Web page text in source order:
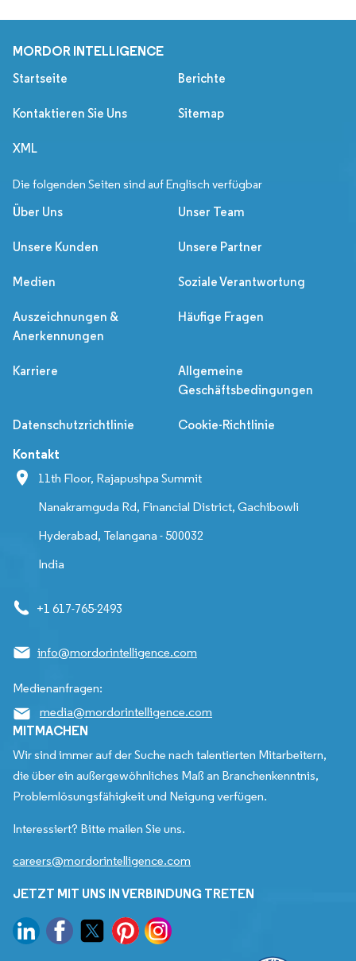
MORDOR INTELLIGENCE
Startseite Berichte
Kontaktieren Sie Uns Sitemap
XML
Die folgenden Seiten sind auf Englisch verfügbar
Über Uns Unser Team
Unsere Kunden Unsere Partner
Medien Soziale Verantwortung
Auszeichnungen &
Anerkennungen
Häufige Fragen
Karriere
Allgemeine
Geschäftsbedingungen
Datenschutzrichtlinie Cookie-Richtlinie
Kontakt
11th Floor, Rajapushpa Summit
Nanakramguda Rd, Financial District, Gachibowli
Hyderabad, Telangana - 500032
India
+1 617-765-2493
info@mordorintelligence.com
Medienanfragen:
media@mordorintelligence.com
MITMACHEN
Wir sind immer auf der Suche nach talentierten Mitarbeitern,
die über ein außergewöhnliches Maß an Branchenkenntnis,
Problemlösungsfähigkeit und Neigung verfügen.
Interessiert? Bitte mailen Sie uns.
careers@mordorintelligence.com
JETZT MIT UNS IN VERBINDUNG TRETEN